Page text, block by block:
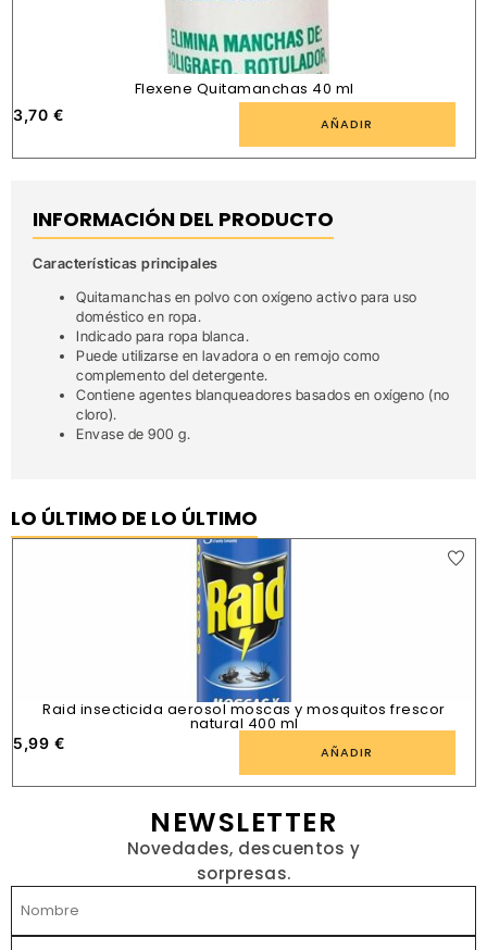
Flexene Quitamanchas 40 ml
3,70 € AÑADIR
INFORMACIÓN DEL PRODUCTO
Características principales
Quitamanchas en polvo con oxígeno activo para uso
doméstico en ropa.
Indicado para ropa blanca.
Puede utilizarse en lavadora o en remojo como
complemento del detergente.
Contiene agentes blanqueadores basados en oxígeno (no
cloro).
Envase de 900 g.
LO ÚLTIMO DE LO ÚLTIMO
Raid insecticida aerosol moscas y mosquitos frescor
natural 400 ml
5,99 € AÑADIR
NEWSLETTER
Novedades, descuentos y
sorpresas.